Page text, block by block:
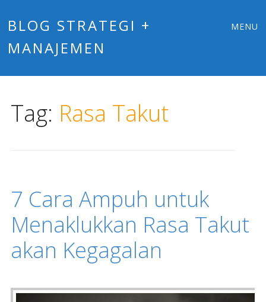
BLOG STRATEGI +
MANAJEMEN
MENU
Tag: Rasa Takut
7 Cara Ampuh untuk
Menaklukkan Rasa Takut
akan Kegagalan